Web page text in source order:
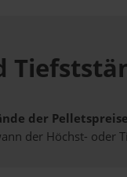
der
der Höchst- oder